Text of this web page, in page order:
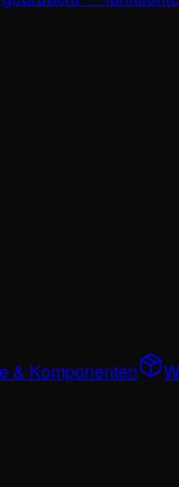
& Komponenten